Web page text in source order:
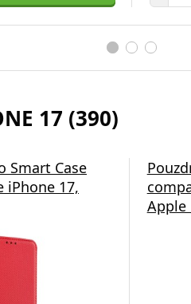
17 (390)
Smart Case
iPhone 17,
Apple
Swissten